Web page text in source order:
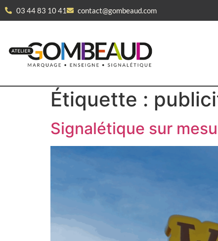
03 44 83 10 41 contact@gombeaud.com
Étiquette :
Signalétique sur